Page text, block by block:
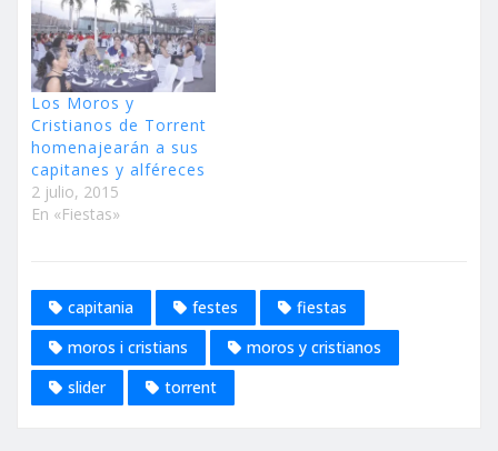
Los Moros y
Cristianos de Torrent
homenajearán a sus
capitanes y alféreces
2 julio, 2015
En «Fiestas»
capitania festes
fiestas
moros i cristians
moros y cristianos
slider
torrent